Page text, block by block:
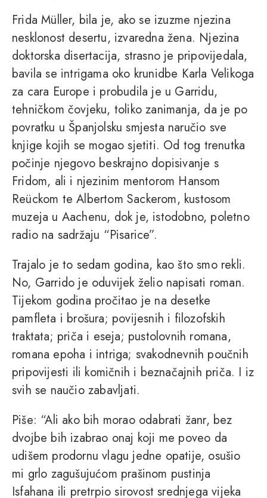
Frida Müller, bila je, ako se izuzme njezina
nesklonost desertu, izvaredna žena. Njezina
doktorska disertacija, strasno je pripovijedala,
bavila se intrigama oko krunidbe Karla Velikoga
za cara Europe i probudila je u Garridu,
tehničkom čovjeku, toliko zanimanja, da je po
povratku u Španjolsku smjesta naručio sve
knjige kojih se mogao sjetiti. Od tog trenutka
počinje njegovo beskrajno dopisivanje s
Fridom, ali i njezinim mentorom Hansom
Reückom te Albertom Sackerom, kustosom
muzeja u Aachenu, dok je, istodobno, poletno
radio na sadržaju “Pisarice”.
Trajalo je to sedam godina, kao što smo rekli.
No, Garrido je oduvijek želio napisati roman.
Tijekom godina pročitao je na desetke
pamfleta i brošura; povijesnih i filozofskih
traktata; priča i eseja; pustolovnih romana,
romana epoha i intriga; svakodnevnih poučnih
pripovijesti ili komičnih i beznačajnih priča. I iz
svih se naučio zabavljati.
Piše: “Ali ako bih morao odabrati žanr, bez
dvojbe bih izabrao onaj koji me poveo da
udišem prodornu vlagu jedne opatije, osušio
mi grlo zagušujućom prašinom pustinja
Isfahana ili pretrpio sirovost srednjega vijeka